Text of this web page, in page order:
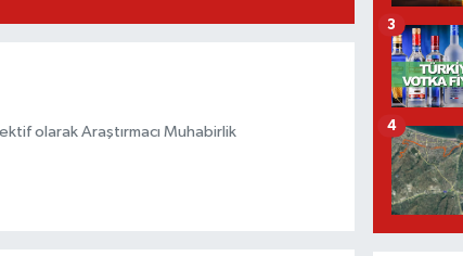
olarak Araştırmacı Muhabirlik
3
4